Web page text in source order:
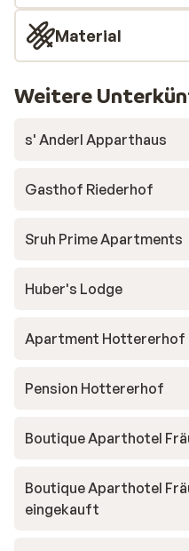
Material
Weitere
s' Anderl Apparthaus
Gasthof Riederhof
Sruh Prime Apartments
Huber's Lodge
Apartment Hottererhof
Pension Hottererhof
Boutique Aparthotel
Boutique Aparthotel
eingekauft